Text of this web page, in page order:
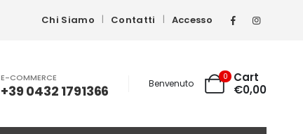
Chi Siamo Contatti Accesso
E-COMMERCE
+39 0432 1791366 Benvenuto
0
Cart
€0,00